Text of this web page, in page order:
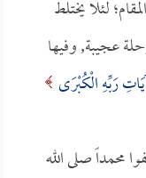
لئلا يختلط
عجيبة, وفيها
رَبِّهِ الْكُبْرَى
محمداً صلى الله